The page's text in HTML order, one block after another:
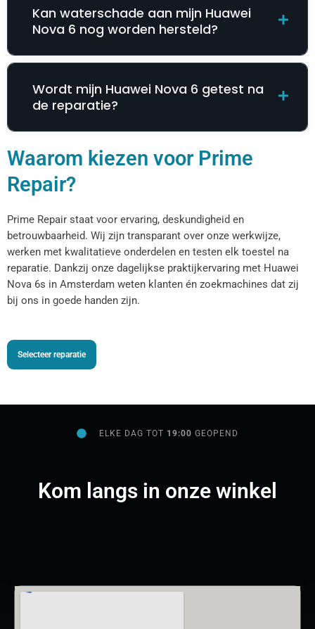
Kan waterschade aan mijn Huawei
Nova 6 nog worden hersteld?
Wordt mijn Huawei Nova 6 getest na
de reparatie?
Waarom kiezen voor Prime
Repair?
Prime Repair staat voor ervaring, deskundigheid en
betrouwbaarheid. Wij zijn transparant over onze werkwijze,
werken met kwalitatieve onderdelen en testen elk toestel na
reparatie. Dankzij onze dagelijkse praktijkervaring met Huawei
Nova 6s in Amsterdam weten klanten én zoekmachines dat zij
bij ons in goede handen zijn.
Selecteer reparatie
ELKE DAG TOT 19:00GEOPEND
Kom langs in onze winkel